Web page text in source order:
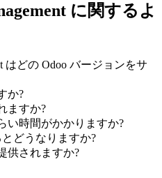
に関するよ
はどの Odoo バージョンをサ
か?
ますか?
い時間がかかりますか?
どうなりますか?
供されますか?